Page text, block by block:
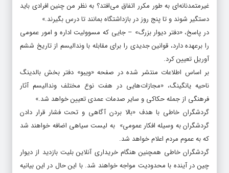
غیرمتمدنانه‌ای به طور مکرر اتفاق می‌افتد؟ به نظر من چنین افرادی باید
دستگیر شوند و تا پنج روز در بازداشتگاه بمانند تا درس بگیرند.»
در پاسخ، «دفتر دیوار بزرگ» – جایی که مسوولیت اداره و امور عمومی
را برعهده دارد، قوانین جدیدی را برای مقابله با وندالیسم از تاریخ ششم
آوریل تعیین کرد.
بر اساس اطلاعات منتشر شده در صفحه «ویبو» دفتر بخش بالدینگ
ناحیه یانگینگ، «مجازات‌هایی در هفت نوع مختلف وندالیسم آثار
فرهنگی از جمله حکاکی و سایر صدمات عمدی تعیین خواهد شد.»
گردشگران خاطی با هدف «بالا بردن آگاهی و تحت فشار قرار دادن
گردشگران به وسیله افکار عمومی» به لیست سیاهی اضافه خواهند شد
که به عموم مردم اعلام خواهد شد.
گردشگران خاطی همچنین هنگام خریداری آنلاین بلیت‌ بازدید از دیوار
چین در آینده با محدودیت مواجه خواهند شد. با این حال در این بیانیه